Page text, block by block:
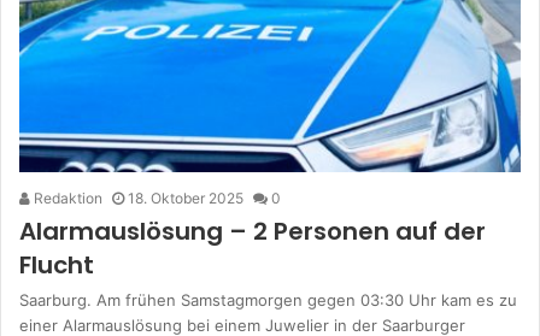
Redaktion 18. Oktober 2025 0
Alarmauslösung – 2 Personen auf der
Flucht
Saarburg. Am frühen Samstagmorgen gegen 03:30 Uhr kam es zu
einer Alarmauslösung bei einem Juwelier in der Saarburger